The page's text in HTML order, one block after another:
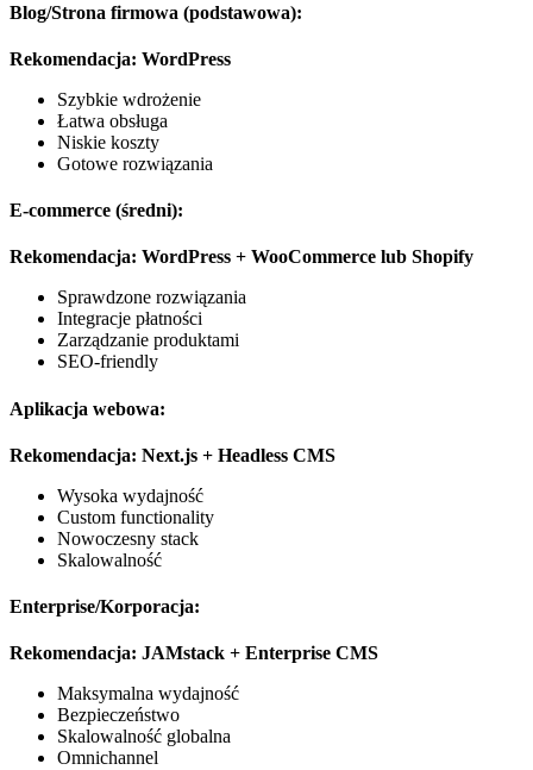
Blog/Strona firmowa (podstawowa):
Rekomendacja: WordPress
Szybkie wdrożenie
Łatwa obsługa
Niskie koszty
Gotowe rozwiązania
E-commerce (średni):
Rekomendacja: WordPress + WooCommerce lub Shopify
Sprawdzone rozwiązania
Integracje płatności
Zarządzanie produktami
SEO-friendly
Aplikacja webowa:
Rekomendacja: Next.js + Headless CMS
Wysoka wydajność
Custom functionality
Nowoczesny stack
Skalowalność
Enterprise/Korporacja:
Rekomendacja: JAMstack + Enterprise CMS
Maksymalna wydajność
Bezpieczeństwo
Skalowalność globalna
Omnichannel